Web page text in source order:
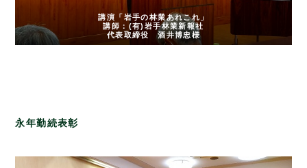
講演「岩手の林業あれこれ」
講師：(有)岩手林業新報社
代表取締役 酒井博忠様
永年勤続表彰